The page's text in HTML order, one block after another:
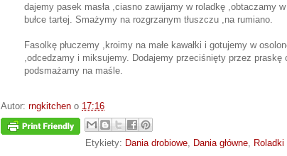
dajemy pasek masła ,ciasno zawijamy w roladkę ,obtaczamy
bułce tartej. Smażymy na rozgrzanym tłuszczu ,na rumiano.
Fasolkę płuczemy ,kroimy na małe kawałki i gotujemy w
,odcedzamy i miksujemy. Dodajemy przeciśnięty przez praskę
podsmażamy na maśle.
Autor: rngkitchen o 17:16
Etykiety: Dania drobiowe, Dania główne, Roladki